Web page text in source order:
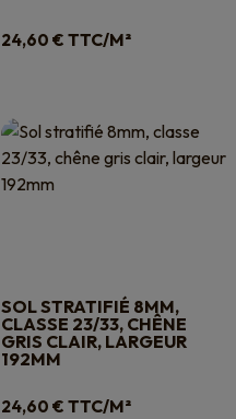
24,60 € TTC/M²
SOL STRATIFIÉ 8MM,
CLASSE 23/33, CHÊNE
GRIS CLAIR, LARGEUR
192MM
24,60 € TTC/M²